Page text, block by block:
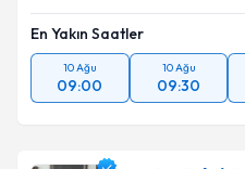
En Yakın Saatler
10 Ağu
09:00
10 Ağu
09:30